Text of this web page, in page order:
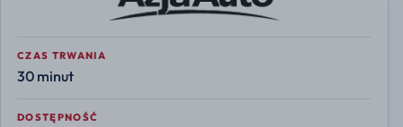
CZAS TRWANIA
30 minut
DOSTĘPNOŚĆ